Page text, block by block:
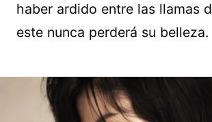
haber ardido entre las llamas
este nunca perderá su belleza.